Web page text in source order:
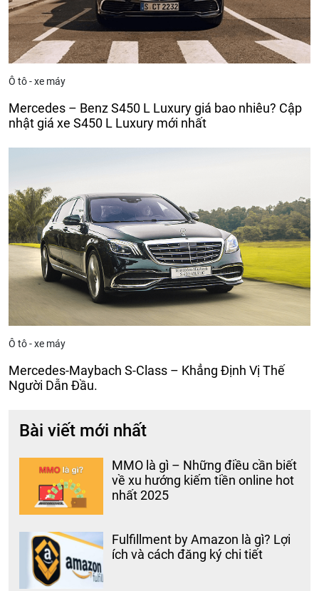
Ô tô - xe máy
Mercedes – Benz S450 L Luxury giá bao nhiêu? Cập
nhật giá xe S450 L Luxury mới nhất
Ô tô - xe máy
Mercedes-Maybach S-Class – Khẳng Định Vị Thế
Người Dẫn Đầu.
Bài viết mới nhất
MMO là gì – Những điều cần biết
về xu hướng kiếm tiền online hot
nhất 2025
Fulfillment by Amazon là gì? Lợi
ích và cách đăng ký chi tiết